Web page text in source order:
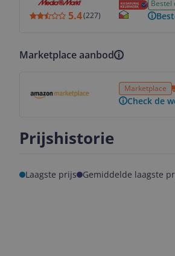
5.4(227)
Bestel
Marketplace aanbod
Marketplace
Check de
Prijshistorie
Laagste prijs Gemiddelde laagste